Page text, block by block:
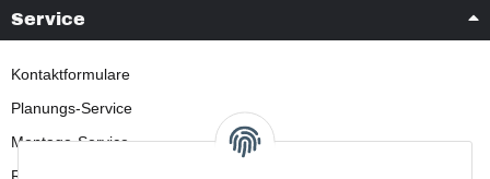
Service
Kontaktformulare
Planungs-Service
Montage-Service